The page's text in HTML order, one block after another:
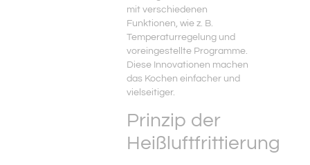
mit verschiedenen
Funktionen, wie z. B.
Temperaturregelung und
voreingestellte Programme.
Diese Innovationen machen
das Kochen einfacher und
vielseitiger.
Prinzip der
Heißluftfrittierung